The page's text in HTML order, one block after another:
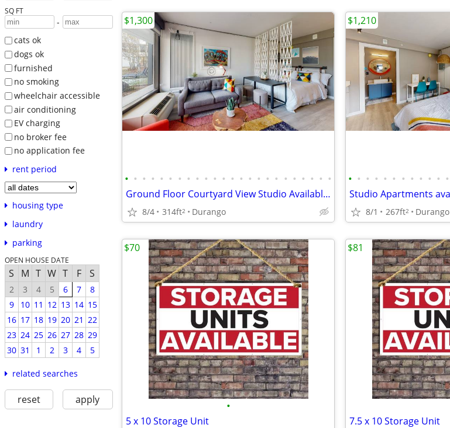
SQ FT
-
cats ok
dogs ok
furnished
no smoking
wheelchair accessible
air conditioning
EV charging
no broker fee
no application fee
rent period
housing type
laundry
parking
OPEN HOUSE DATE
S M T W T F S
2 3 4 5 6 7
8
9
10 11 12 13 14 15
16 17 18 19 20 21 22
23 24 25 26 27 28 29
30 31 1 2 3 4 5
related searches
reset apply
• • • • • • • • • • • • • • • • • • • • • • • •
Ground Floor Courtyard View Studio Available Late August!
8/4 314ft2 Durango
$1,300
• • • • • • • • • • • •
8/1 267ft2 Durango
$1,210
•
5 x 10 Storage Unit
$70
7.5 x 10 Storage Unit
$81